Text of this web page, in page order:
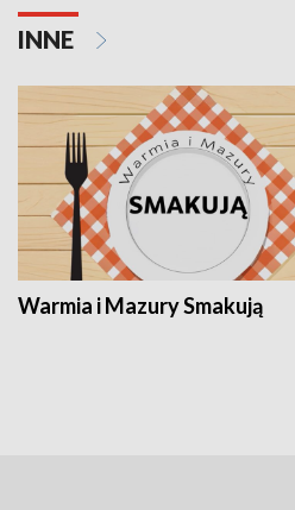
INNE
Warmia i Mazury Smakują